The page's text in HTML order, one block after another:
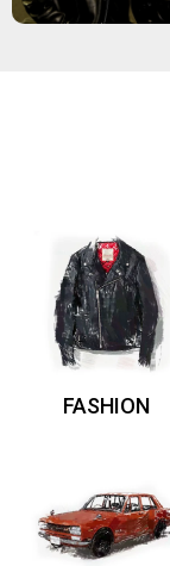
FASHION